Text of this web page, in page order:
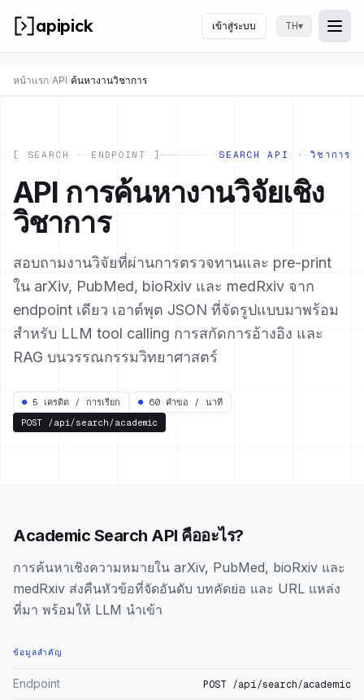
apipick เข้าสู่ระบบ TH▾
เปิด/
หน้าแรก/API/ค้นหางานวิชาการ
[ SEARCH · ENDPOINT ] SEARCH API · วิชาการ
API การค้นหางานวิจัยเชิง
วิชาการ
สอบถามงานวิจัยที่ผ่านการตรวจทานและ pre-print
ใน arXiv, PubMed, bioRxiv และ medRxiv จาก
endpoint เดียว เอาต์พุต JSON ที่จัดรูปแบบมาพร้อม
สำหรับ LLM tool calling การสกัดการอ้างอิง และ
RAG บนวรรณกรรมวิทยาศาสตร์
● 5 เครดิต / การเรียก ● 60 คำขอ / นาที
POST /api/search/academic
Academic Search API คืออะไร?
การค้นหาเชิงความหมายใน arXiv, PubMed, bioRxiv และ
medRxiv ส่งคืนหัวข้อที่จัดอันดับ บทคัดย่อ และ URL แหล่ง
ที่มา พร้อมให้ LLM นำเข้า
ข้อมูลสำคัญ
Endpoint POST /api/search/academic